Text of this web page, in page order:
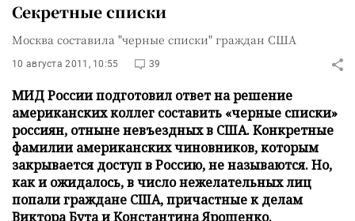
Секретные списки
Москва составила "черные списки" граждан США
10 августа 2011, 10:55 39
МИД России подготовил ответ на решение
американских коллег составить «черные списки»
россиян, отныне невъездных в США. Конкретные
фамилии американских чиновников, которым
закрывается доступ в Россию, не называются. Но,
как и ожидалось, в число нежелательных лиц
попали граждане США, причастные к делам
Виктора Бута и Константина Ярошенко.